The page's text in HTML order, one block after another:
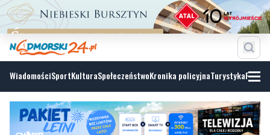
WiadomościSportKulturaSpołeczeństwoKronika policyjnaTurystyka